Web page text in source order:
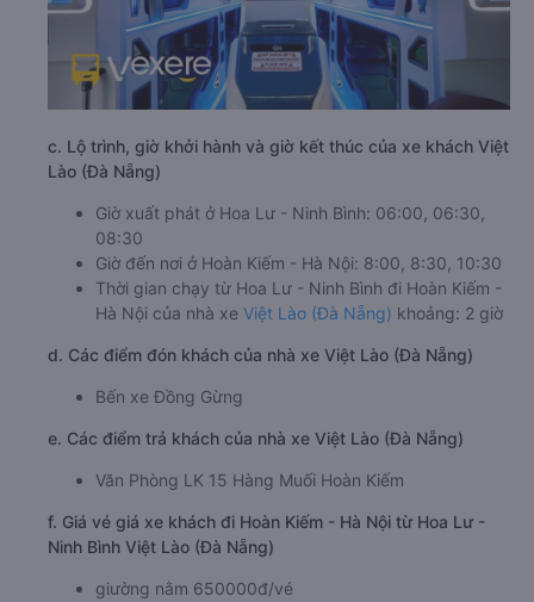
c. Lộ trình, giờ khởi hành và giờ kết thúc của xe khách Việt
Lào (Đà Nẵng)
Giờ xuất phát ở Hoa Lư - Ninh Bình: 06:00, 06:30,
08:30
Giờ đến nơi ở Hoàn Kiếm - Hà Nội: 8:00, 8:30, 10:30
Thời gian chạy từ Hoa Lư - Ninh Bình đi Hoàn Kiếm -
Hà Nội của nhà xe Việt Lào (Đà Nẵng) khoảng: 2 giờ
d. Các điểm đón khách của nhà xe Việt Lào (Đà Nẵng)
Bến xe Đồng Gừng
e. Các điểm trả khách của nhà xe Việt Lào (Đà Nẵng)
Văn Phòng LK 15 Hàng Muối Hoàn Kiếm
f. Giá vé giá xe khách đi Hoàn Kiếm - Hà Nội từ Hoa Lư -
Ninh Bình Việt Lào (Đà Nẵng)
giường nằm 650000đ/vé